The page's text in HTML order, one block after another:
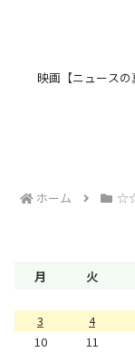
映画【ニュース
ホーム
月 火
3
4
10
11